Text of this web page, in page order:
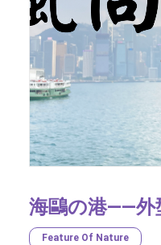
海鷗の港——外
Feature Of Nature